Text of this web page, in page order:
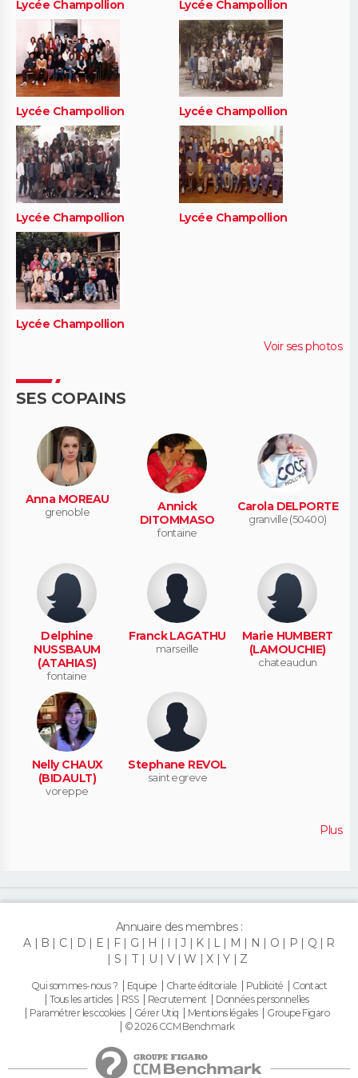
Lycée Champollion Lycée Champollion
Lycée Champollion Lycée Champollion
Lycée Champollion Lycée Champollion
Lycée Champollion
Voir ses photos
SES COPAINS
Anna MOREAU
grenoble
Annick
DITOMMASO
fontaine
Carola DELPORTE
granville (50400)
Delphine
NUSSBAUM
(ATAHIAS)
fontaine
Franck LAGATHU
marseille
Marie HUMBERT
(LAMOUCHIE)
chateaudun
Nelly CHAUX
(BIDAULT)
voreppe
Stephane REVOL
saint egreve
Plus
Annuaire des membres :
A
B C D E F G H I J K L M N O P Q
R
S
T U V W X Y Z
Qui sommes-nous ? Equipe Charte éditoriale Publicité
Contact
Tous les articles
RSS Recrutement
Données personnelles
Paramétrer les cookies
Gérer Utiq Mentions légales
Groupe Figaro
© 2026 CCM Benchmark